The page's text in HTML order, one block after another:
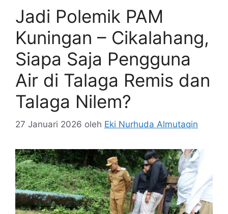
Jadi Polemik PAM
Kuningan – Cikalahang,
Siapa Saja Pengguna
Air di Talaga Remis dan
Talaga Nilem?
27 Januari 2026 oleh Eki Nurhuda Almutaqin